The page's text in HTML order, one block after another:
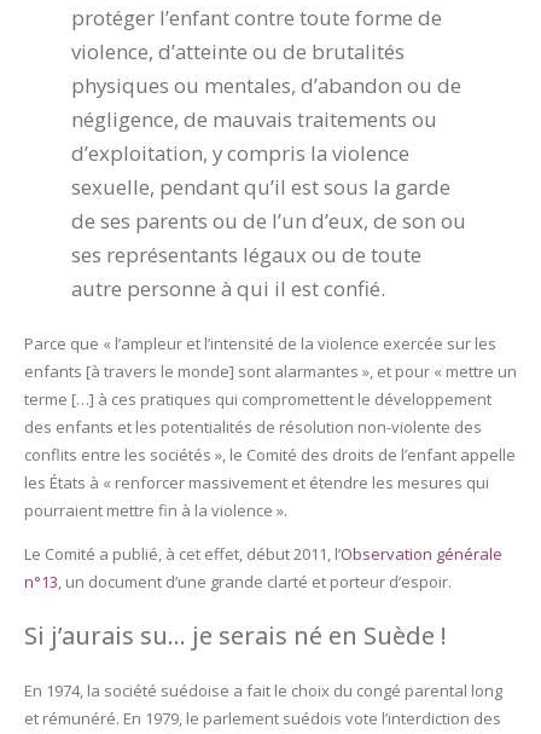
protéger l’enfant contre toute forme de
violence, d’atteinte ou de brutalités
physiques ou mentales, d’abandon ou de
négligence, de mauvais traitements ou
d’exploitation, y compris la violence
sexuelle, pendant qu’il est sous la garde
de ses parents ou de l’un d’eux, de son ou
ses représentants légaux ou de toute
autre personne à qui il est confié.
Parce que « l’ampleur et l’intensité de la violence exercée sur les
enfants [à travers le monde] sont alarmantes », et pour « mettre un
terme […] à ces pratiques qui compromettent le développement
des enfants et les potentialités de résolution non-violente des
conflits entre les sociétés », le Comité des droits de l’enfant appelle
les États à « renforcer massivement et étendre les mesures qui
pourraient mettre fin à la violence ».
Le Comité a publié, à cet effet, début 2011, l’Observation générale
n°13, un document d’une grande clarté et porteur d’espoir.
Si j’aurais su… je serais né en Suède !
En 1974, la société suédoise a fait le choix du congé parental long
et rémunéré. En 1979, le parlement suédois vote l’interdiction des